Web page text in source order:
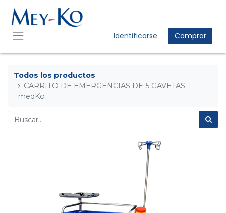
Identificarse Comprar
Todos los productos
CARRITO DE EMERGENCIAS DE 5 GAVETAS -
medKo